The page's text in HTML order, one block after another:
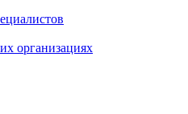
организациях